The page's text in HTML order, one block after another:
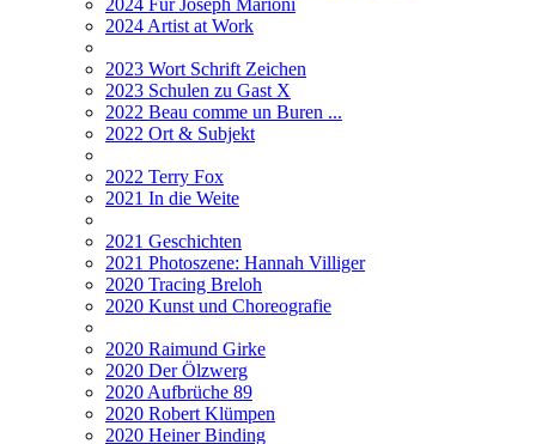
2024 Für Joseph Marioni
2024 Artist at Work
2023 Wort Schrift Zeichen
2023 Schulen zu Gast X
2022 Beau comme un Buren ...
2022 Ort & Subjekt
2022 Terry Fox
2021 In die Weite
2021 Geschichten
2021 Photoszene: Hannah Villiger
2020 Tracing Breloh
2020 Kunst und Choreografie
2020 Raimund Girke
2020 Der Ölzwerg
2020 Aufbrüche 89
2020 Robert Klümpen
2020 Heiner Binding